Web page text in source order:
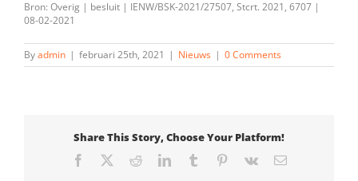
Bron: Overig | besluit | IENW/BSK-2021/27507, Stcrt. 2021, 6707 |
08-02-2021
Byadmin | februari 25th, 2021 | Nieuws | 0 Comments
Share This Story, Choose Your Platform!
Facebook RedditLinkedInTumblr Pinterest
Vk Email